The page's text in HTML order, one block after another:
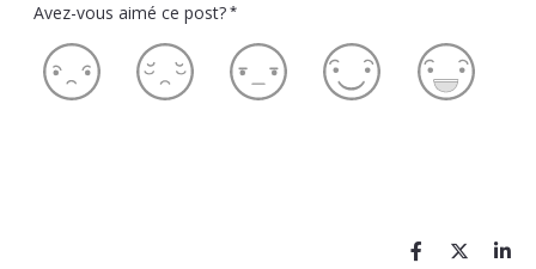
Avez-vous aimé ce post? *